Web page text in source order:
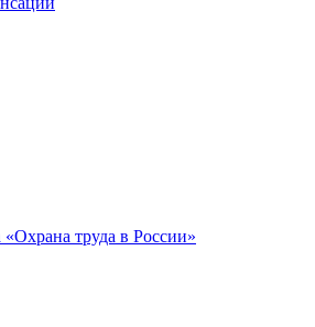
труда в России»